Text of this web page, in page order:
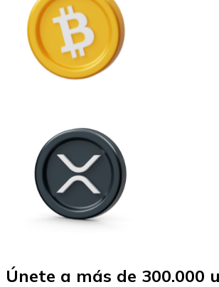
Únete a más de 300.000